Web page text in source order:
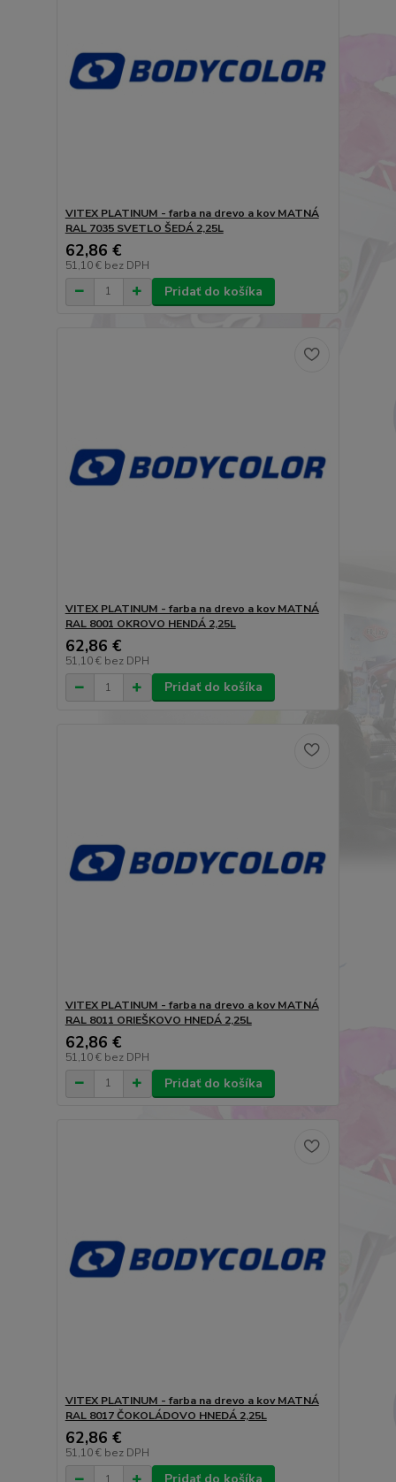
VITEX PLATINUM - farba na drevo a kov MATNÁ
RAL 7035 SVETLO ŠEDÁ 2,25L
62,86 €
51,10 € bez DPH
Pridať do košíka
VITEX PLATINUM - farba na drevo a kov MATNÁ
RAL 8001 OKROVO HENDÁ 2,25L
62,86 €
51,10 € bez DPH
Pridať do košíka
VITEX PLATINUM - farba na drevo a kov MATNÁ
RAL 8011 ORIEŠKOVO HNEDÁ 2,25L
62,86 €
51,10 € bez DPH
Pridať do košíka
VITEX PLATINUM - farba na drevo a kov MATNÁ
RAL 8017 ČOKOLÁDOVO HNEDÁ 2,25L
62,86 €
51,10 € bez DPH